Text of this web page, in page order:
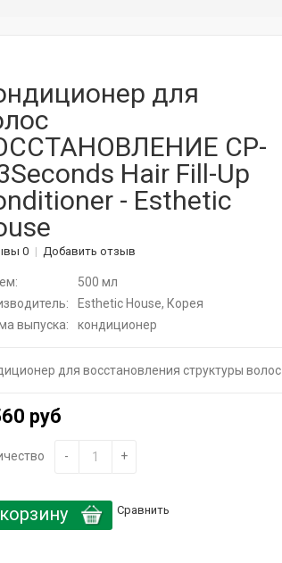
для
CP-
Hair Fill-Up
- Esthetic
0 Добавить отзыв
500 мл
Esthetic House, Корея
выпуска:
кондиционер
для восстановления структуры волос
руб
- +
Сравнить